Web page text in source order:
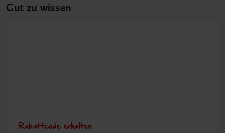
Gut zu wissen
Rabattcode erhalten